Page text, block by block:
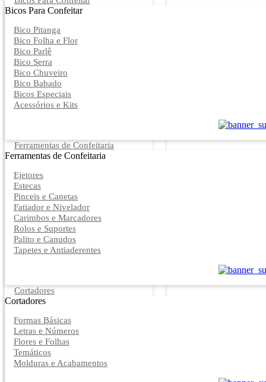
Bicos Para Confeitar
Bico Pitanga
Bico Folha e Flor
Bico Parlê
Bico Serra
Bico Chuveiro
Bico Babado
Bicos Especiais
Acessórios e Kits
Ferramentas de Confeitaria
Ferramentas de Confeitaria
Ejetores
Estecas
Pinceis e Canetas
Fatiador e Nivelador
Carimbos e Marcadores
Rolos e Suportes
Palito e Canudos
Tapetes e Antiaderentes
Cortadores
Cortadores
Formas Básicas
Letras e Números
Flores e Folhas
Temáticos
Molduras e Acabamentos